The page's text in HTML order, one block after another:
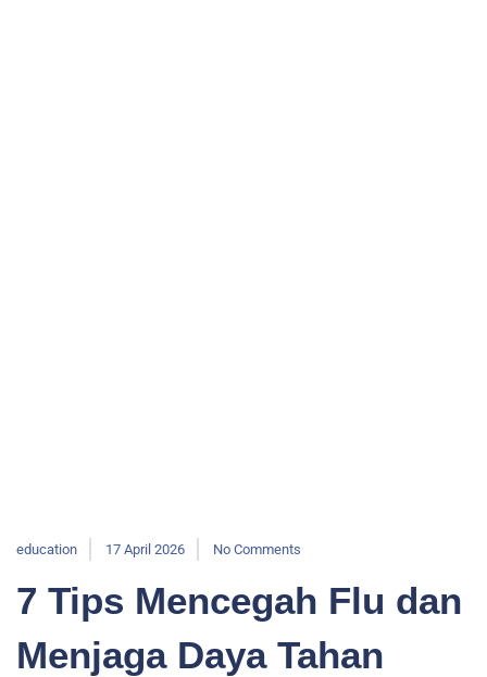
education 17 April 2026 No Comments
7 Tips Mencegah Flu dan
Menjaga Daya Tahan